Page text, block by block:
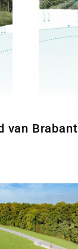
van Brabant